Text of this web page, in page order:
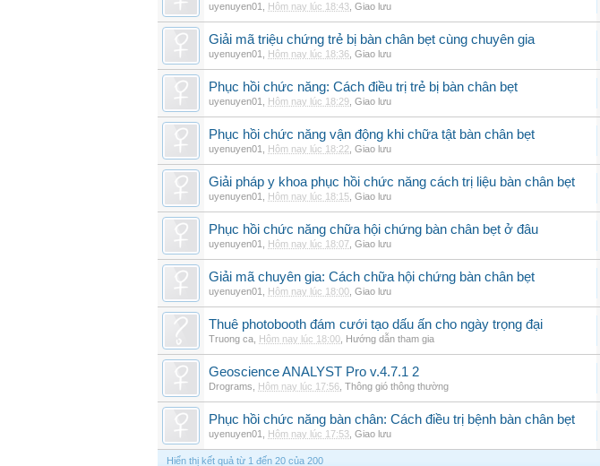
uyenuyen01 Hôm nay lúc 18:43 Giao lưu
Giải mã triệu chứng trẻ bị bàn chân bẹt cùng chuyên gia
uyenuyen01 Hôm nay lúc 18:36 Giao lưu
Phục hồi chức năng: Cách điều trị trẻ bị bàn chân bẹt
uyenuyen01 Hôm nay lúc 18:29 Giao lưu
Phục hồi chức năng vận động khi chữa tật bàn chân bẹt
uyenuyen01 Hôm nay lúc 18:22 Giao lưu
Giải pháp y khoa phục hồi chức năng cách trị liệu bàn chân bẹt
uyenuyen01 Hôm nay lúc 18:15 Giao lưu
Phục hồi chức năng chữa hội chứng bàn chân bẹt ở đâu
uyenuyen01 Hôm nay lúc 18:07 Giao lưu
Giải mã chuyên gia: Cách chữa hội chứng bàn chân bẹt
uyenuyen01 Hôm nay lúc 18:00 Giao lưu
Thuê photobooth đám cưới tạo dấu ấn cho ngày trọng đại
Truong ca Hôm nay lúc 18:00 Hướng dẫn tham gia
Geoscience ANALYST Pro v.4.7.1 2
Drograms Hôm nay lúc 17:56 Thông gió thông thường
Phục hồi chức năng bàn chân: Cách điều trị bệnh bàn chân bẹt
uyenuyen01 Hôm nay lúc 17:53 Giao lưu
Hiển thị kết quả từ 1 đến 20 của 200